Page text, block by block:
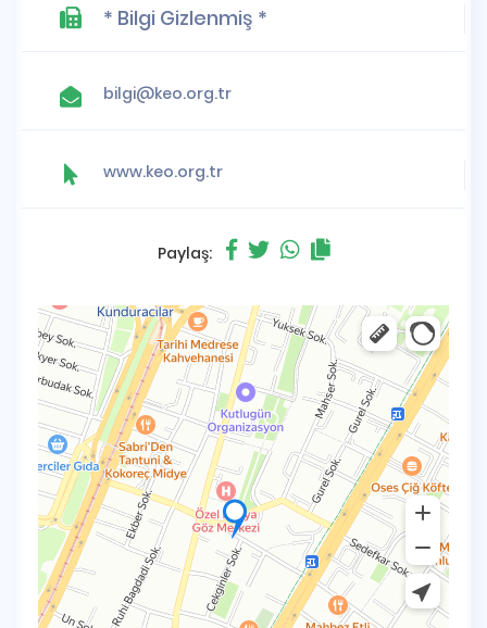
* Bilgi Gizlenmiş *
bilgi@keo.org.tr
www.keo.org.tr
Paylaş: